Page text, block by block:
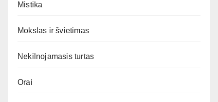
Mistika
Mokslas ir švietimas
Nekilnojamasis turtas
Orai